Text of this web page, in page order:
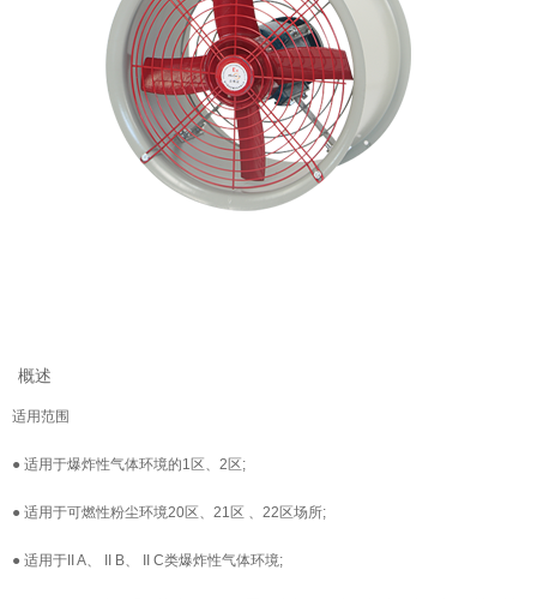
概述
适用范围
● 适用于爆炸性气体环境的1区、2区;
● 适用于可燃性粉尘环境20区、21区 、22区场所;
● 适用于II A、 II B、 II C类爆炸性气体环境;